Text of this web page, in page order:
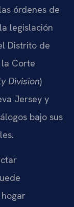
órdenes de
legislación
Distrito de
Corte
Division)
Jersey y
bajo sus